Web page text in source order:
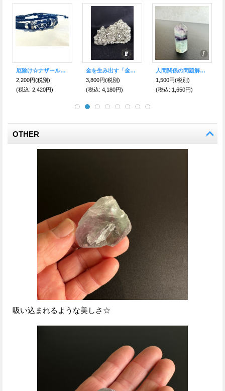
人間関係の問題解決★解決への糸口が見つかる★レインボーフローライト ポイントI
円)
悩み事の答えを導き出す！ペンデュラム原石タイプ 運気を高め、潜在能力を引き出す〜水晶〜
4,500円
(税込
4,950円)
魔を祓い幸運を呼ぶ勾玉！★ トラブル・災難回避のターコイズ
1,700円
(税込
1,870円)
1,800円
(税込
OTHER
吸い込まれるような美しさ☆